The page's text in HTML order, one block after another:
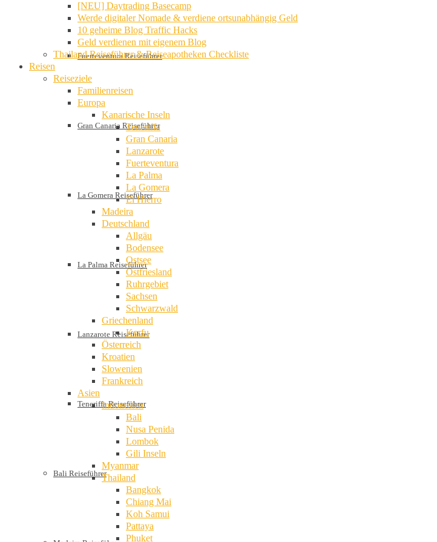
Fuerteventura Reiseführer
Gran Canaria Reiseführer
La Gomera Reiseführer
La Palma Reiseführer
Lanzarote Reiseführer
Teneriffa Reiseführer
Bali Reiseführer
[NEU] Daytrading Basecamp
Werde digitaler Nomade & verdiene ortsunabhängig Geld
10 geheime Blog Traffic Hacks
Geld verdienen mit eigenem Blog
Thailand Reiseführer & Reiseapotheken Checkliste
Reisen
Reiseziele
Familienreisen
Europa
Kanarische Inseln
Teneriffa
Gran Canaria
Lanzarote
Fuerteventura
La Palma
La Gomera
El Hierro
Madeira
Deutschland
Allgäu
Bodensee
Ostsee
Ostfriesland
Ruhrgebiet
Sachsen
Schwarzwald
Griechenland
Korfu
Österreich
Kroatien
Slowenien
Frankreich
Asien
Indonesien
Bali
Nusa Penida
Lombok
Gili Inseln
Myanmar
Thailand
Bangkok
Chiang Mai
Koh Samui
Pattaya
Phuket